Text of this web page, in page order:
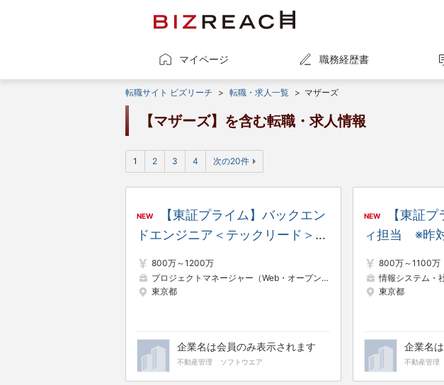
マイページ 職務経歴書
転職サイト ビズリーチ > 転職・求人一覧 > マザーズ
【マザーズ】を含む転職・求人情報
1 2 3 4 次の20件
NEW
【東証プライム】バックエン
ドエンジニア＜テックリード＞
対比130％／8期連続増収増益／
年間休日日数125日
800万～1200万
プロジェクトマネージャー（Web・オープン系）
プロジェクトリーダー
東京都
企業名は会員のみ表示されます
不動産管理 ソフトウエア
NEW
【東証
ィ担当 ※昨
800万～1100万
情報システム・
東京都
企業名
不動産管理